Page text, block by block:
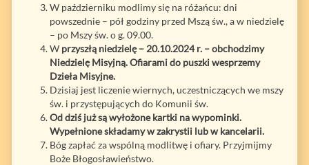
W październiku modlimy się na różańcu: dni
powszednie – pół godziny przed Mszą św., a w niedzielę
– po Mszy św. o g. 09.00.
W przyszłą niedzielę – 20.10.2024 r. – obchodzimy
Niedzielę Misyjną. Ofiarami do puszki wesprzemy
Dzieła Misyjne.
Dzisiaj jest liczenie wiernych, uczestniczących we mszy
św. i przystępujących do Komunii św.
Od dziś już są wyłożone kartki na wypominki.
Wypełnione składamy w zakrystii lub w kancelarii.
Bóg zapłać za wspólną modlitwę i ofiary. Przyjmijmy
Boże Błogosławieństwo.